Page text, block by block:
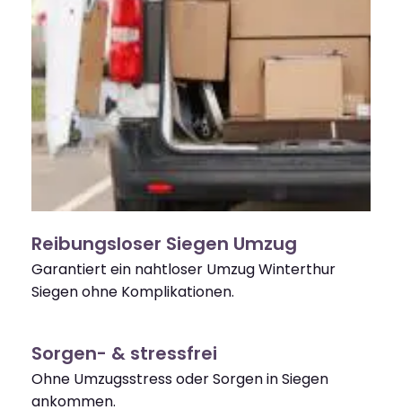
Reibungsloser Siegen Umzug
Garantiert ein nahtloser Umzug Winterthur
Siegen ohne Komplikationen.
Sorgen- & stressfrei
Ohne Umzugsstress oder Sorgen in Siegen
ankommen.